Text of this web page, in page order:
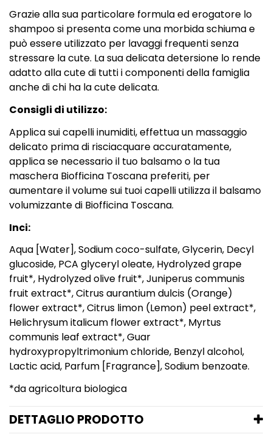
Grazie alla sua particolare formula ed erogatore lo
shampoo si presenta come una morbida schiuma e
può essere utilizzato per lavaggi frequenti senza
stressare la cute. La sua delicata detersione lo rende
adatto alla cute di tutti i componenti della famiglia
anche di chi ha la cute delicata.
Consigli di utilizzo:
Applica sui capelli inumiditi, effettua un massaggio
delicato prima di risciacquare accuratamente,
applica se necessario il tuo balsamo o la tua
maschera Biofficina Toscana preferiti, per
aumentare il volume sui tuoi capelli utilizza il balsamo
volumizzantedi Biofficina Toscana.
Inci:
Aqua [Water], Sodium coco-sulfate, Glycerin, Decyl
glucoside, PCA glyceryl oleate, Hydrolyzed grape
fruit*, Hydrolyzed olive fruit*, Juniperus communis
fruit extract*, Citrus aurantium dulcis (Orange)
flower extract*, Citrus limon (Lemon) peel extract*,
Helichrysum italicum flower extract*, Myrtus
communis leaf extract*, Guar
hydroxypropyltrimonium chloride, Benzyl alcohol,
Lactic acid, Parfum [Fragrance], Sodium benzoate.
*da agricoltura biologica
DETTAGLIO PRODOTTO